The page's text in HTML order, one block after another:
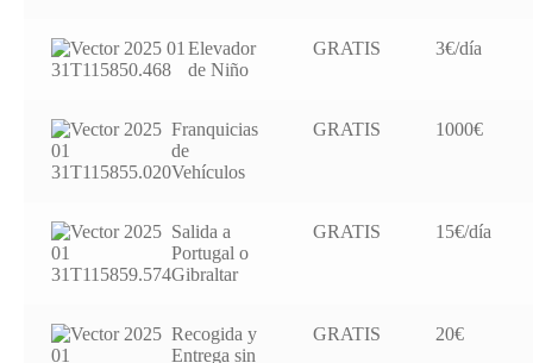
Elevador
de Niño
GRATIS 3€/día
Franquicias
de
Vehículos
GRATIS 1000€
Salida a
Portugal o
Gibraltar
GRATIS 15€/día
Recogida y
Entrega sin
GRATIS 20€